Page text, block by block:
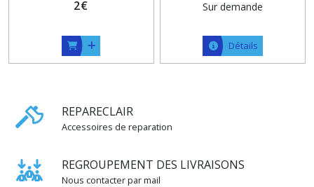
2€ Sur demande
Détails
REPARECLAIR
Accessoires de reparation
REGROUPEMENT DES LIVRAISONS
Nous contacter par mail